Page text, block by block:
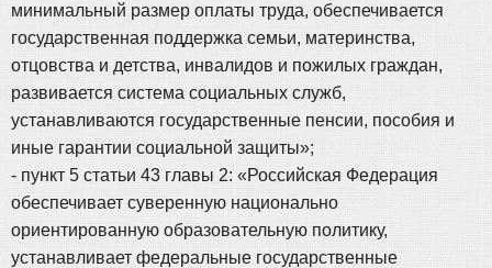
минимальный размер оплаты труда, обеспечивается
государственная поддержка семьи, материнства,
отцовства и детства, инвалидов и пожилых граждан,
развивается система социальных служб,
устанавливаются государственные пенсии, пособия и
иные гарантии социальной защиты»;
- пункт 5 статьи 43 главы 2: «Российская Федерация
обеспечивает суверенную национально
ориентированную образовательную политику,
устанавливает федеральные государственные